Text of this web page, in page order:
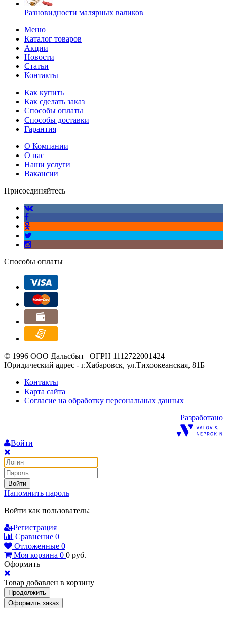
Разновидности малярных валиков
Меню
Каталог товаров
Акции
Новости
Статьи
Контакты
Как купить
Как сделать заказ
Способы оплаты
Способы доставки
Гарантия
О Компании
О нас
Наши услуги
Вакансии
Присоединяйтесь
Способы оплаты
© 1996 ООО Дальсбыт | ОГРН 1112722001424
Юридический адрес - г.Хабаровск, ул.Тихоокеанская, 81Б
Контакты
Карта сайта
Согласие на обработку персональных данных
Разработано
Войти
Войти
Напомнить пароль
Войти как пользователь:
Регистрация
Сравнение 0
Отложенные 0
Моя корзина 0 0 руб.
Оформить
Товар добавлен в корзину
Продолжить
Оформить заказ